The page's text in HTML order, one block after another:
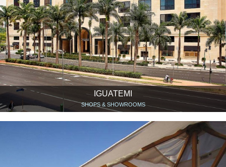
IGUATEMI
SHOPS & SHOWROOMS